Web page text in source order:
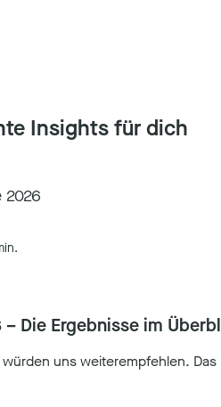
Insights für dich
Die Ergebnisse im
uns weiterempfehlen.